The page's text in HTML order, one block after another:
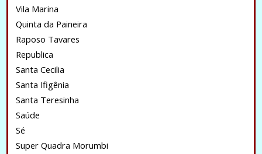
Vila Marina
Quinta da Paineira
Raposo Tavares
Republica
Santa Cecilia
Santa Ifigênia
Santa Teresinha
Saúde
Sé
Super Quadra Morumbi